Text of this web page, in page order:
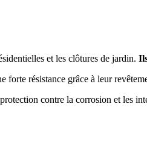
et les clôtures de jardin.
forte résistance grâce à leur
contre la corrosion et les